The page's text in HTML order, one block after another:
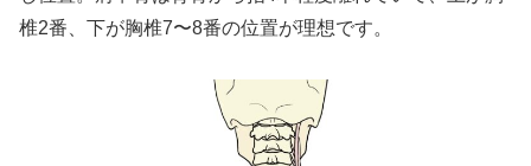
椎2番、下が胸椎7〜8番の位置が理想です。